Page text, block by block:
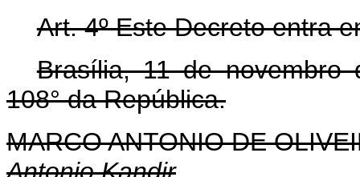
Art. 4º Este Decreto entra
Brasília, 11 de novembro
108° da República.
MARCO ANTONIO DE